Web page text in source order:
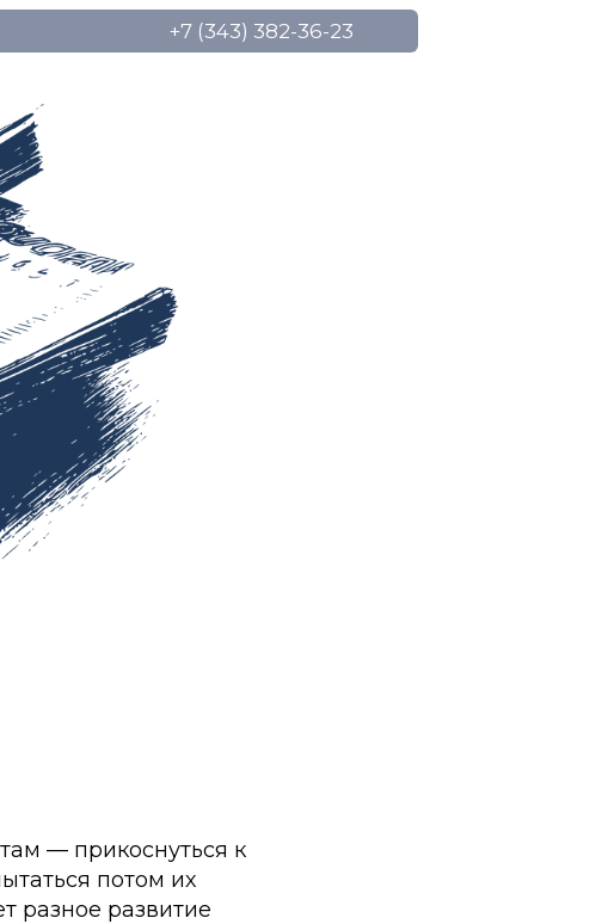
+7 (343) 382-36-23
— прикоснуться к
потом их
разное развитие